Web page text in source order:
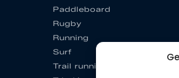
Paddleboard
Rugby
Running
Surf
Trail running